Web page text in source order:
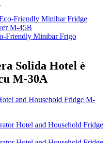
Friendly Minibar Frigo
Solida Hotel è
M-30A